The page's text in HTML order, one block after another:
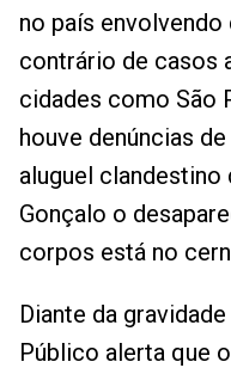
no país
contrário de casos
cidades como São
houve denúncias
aluguel clandestino
Gonçalo o
corpos está no
Diante da
Público alerta que